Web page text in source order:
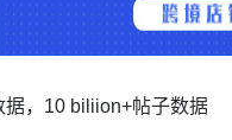
，10 biliion+帖子数据